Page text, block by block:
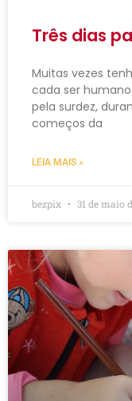
Três dias
Muitas vezes
cada ser
pela surdez,
começos da
LEIA MAIS »
bezpix 31 de maio